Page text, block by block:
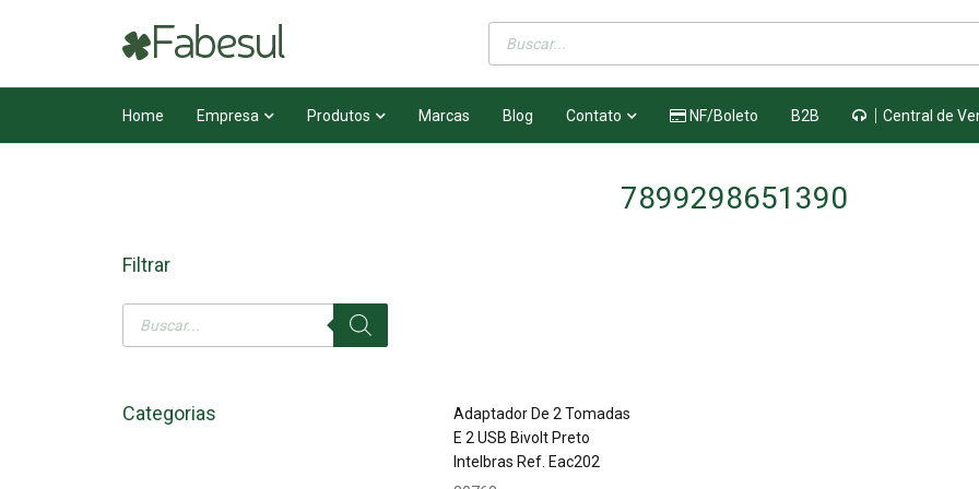
Home Empresa Produtos Marcas Blog Contato NF/Boleto B2B Central de
7899298651390
Filtrar
Categorias
Adaptador De 2 Tomadas
E 2 USB Bivolt Preto
Intelbras Ref. Eac202